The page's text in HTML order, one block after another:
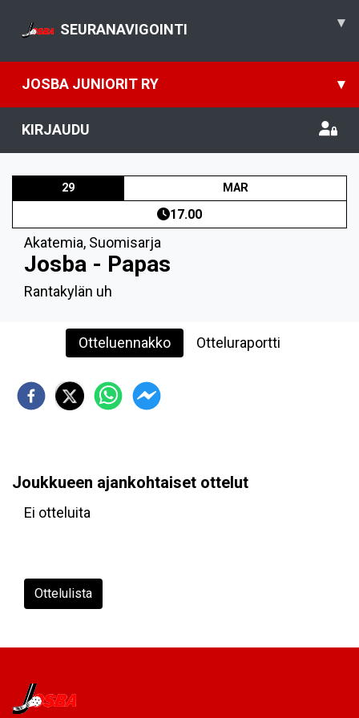
SEURANAVIGOINTI ▾
JOSBA JUNIORIT RY ▾
KIRJAUDU
29 MAR
17.00
Akatemia, Suomisarja
Josba - Papas
Rantakylän uh
Otteluennakko Otteluraportti
Joukkueen ajankohtaiset ottelut
Ei otteluita
Ottelulista